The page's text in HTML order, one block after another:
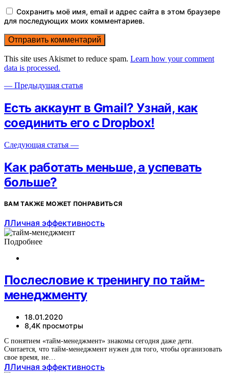
Сохранить моё имя, email и адрес сайта в этом браузере
для последующих моих комментариев.
This site uses Akismet to reduce spam. Learn how your comment
data is processed.
— Предыдущая статья
Есть аккаунт в Gmail? Узнай, как
соединить его с Dropbox!
Следующая статья —
Как работать меньше, а успевать
больше?
ВАМ ТАКЖЕ МОЖЕТ ПОНРАВИТЬСЯ
ЛЛичная эффективность
Подробнее
Послесловие к тренингу по тайм-
менеджменту
18.01.2020
8,4K просмотры
С понятием «тайм-менеджмент» знакомы сегодня даже дети.
Считается, что тайм-менеджмент нужен для того, чтобы организовать
свое время, не…
ЛЛичная эффективность